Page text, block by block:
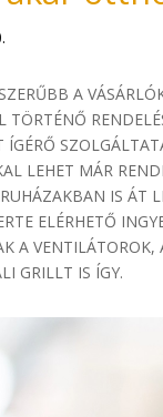
A
TÖRTÉNŐ
ÍGÉRŐ
LEHET MÁR
IS ÁT
ELÉRHETŐ
A VENTILÁTOROK,
GRILLT IS ÍGY.